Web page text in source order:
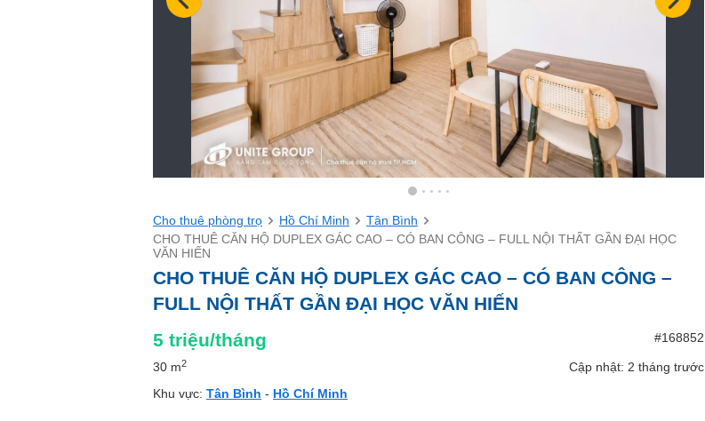
Cho thuê phòng trọ Hồ Chí Minh
Tân Bình
CHO THUÊ CĂN HỘ DUPLEX GÁC CAO – CÓ BAN CÔNG – FULL NỘI THẤT GẦN ĐẠI HỌC
VĂN HIẾN
CHO THUÊ CĂN HỘ DUPLEX GÁC CAO – CÓ BAN CÔNG –
FULL NỘI THẤT GẦN ĐẠI HỌC VĂN HIẾN
5 triệu/tháng #168852
30 m2
Cập nhật: 2 tháng trước
Khu vực: Tân Bình - Hồ Chí Minh